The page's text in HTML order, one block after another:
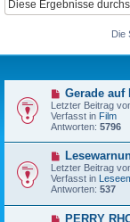
Die
N
e
u
e
r
B
i
t
r
g
Gerade auf
Letzter Beitrag
Verfasst in Film
Antworten: 5796
N
e
u
e
r
B
e
Letzter Beitrag
Verfasst in
Antworten: 537
NPERRY